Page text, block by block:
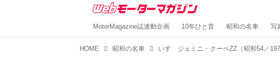
MotorMagazine誌連動企画 10年ひと昔 昭和の名車 写
HOME 昭和の名車